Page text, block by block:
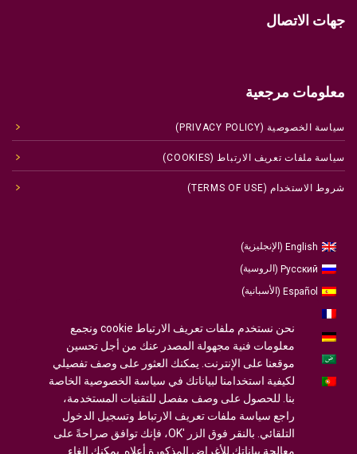
جهات الاتصال
معلومات مرجعية
سياسة الخصوصية (PRIVACY POLICY)
سياسة ملفات تعريف الارتباط (COOKIES)
شروط الاستخدام (TERMS OF USE)
English
(الإنجليزية)
Русский
(الروسية)
Español
(الأسبانية)
Deutsch
( الألمانية
Português
( البرتغالية ، البرتغال)
نحن نستخدم ملفات تعريف الارتباط cookie ونجمع
معلومات فنية مجهولة المصدر عنك من أجل تحسين
موقعنا على الإنترنت. يمكنك العثور على وصف تفصيلي
لكيفية استخدامنا لبياناتك في سياسة الخصوصية الخاصة
بنا. للحصول على وصف مفصل للتقنيات المستخدمة،
راجع سياسة ملفات تعريف الارتباط وتسجيل الدخول
التلقائي. بالنقر فوق الزر 'OK، فإنك توافق صراحةً على
معالجة بياناتك للأغراض المذكورة أعلاه. يمكنك إلغاء